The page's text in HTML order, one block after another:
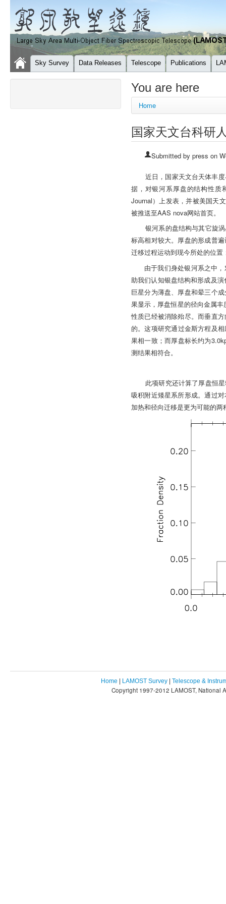
Sky Survey Data Releases Telescope Publications
You are here
Home
国家天文台科研
Submitted by press on
近日，国家天文台天体丰
据，对银河系厚盘的结构性质
Journal ）上发表，并被美国天
被推送至AAS nova网站首页。
银河系的盘结构与其它旋
标高相对较大。厚盘的形成普
迁移过程运动到现今所处的位
由于我们身处银河系之中
助我们认知银盘结构和形成及
巨星分为薄盘、厚盘和晕三个
果显示，厚盘恒星的径向金属丰
性质已经被消除殆尽。而垂直
的。这项研究通过金斯方程及
果相一致；而厚盘标长约为
测结果相符合。
此项研究还计算了厚盘恒
吸积附近矮星系所形成。通过
加热和径向迁移是更为可能的两
Home | LAMOST Survey | Telescope &
Copyright 1997-2012 LAMOST, National